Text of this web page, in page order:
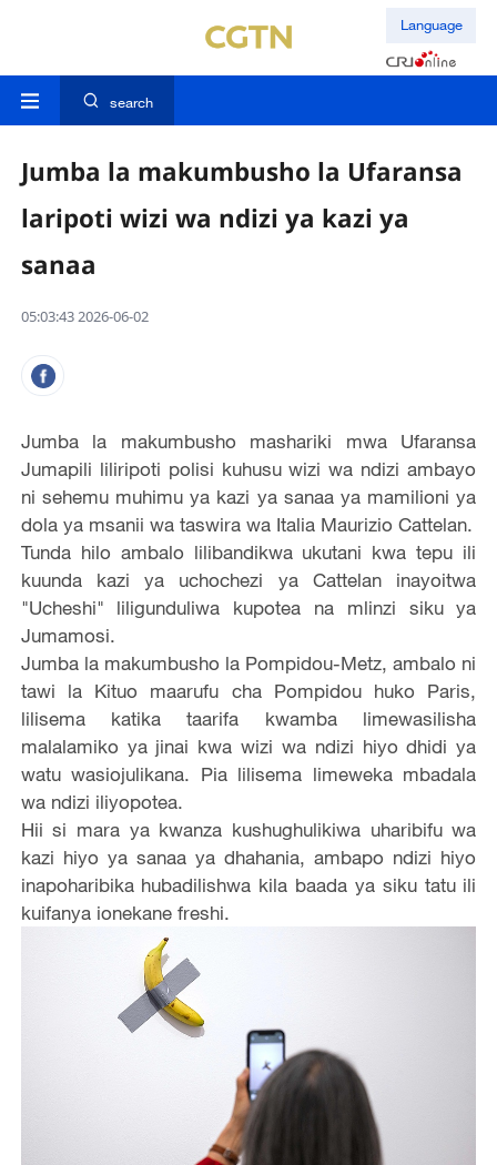
Language
search
Jumba la makumbusho la Ufaransa
laripoti wizi wa ndizi ya kazi ya
sanaa
05:03:43 2026-06-02
Jumba la makumbusho mashariki mwa Ufaransa
Jumapili liliripoti polisi kuhusu wizi wa ndizi ambayo
ni sehemu muhimu ya kazi ya sanaa ya mamilioni ya
dola ya msanii wa taswira wa Italia Maurizio Cattelan.
Tunda hilo ambalo lilibandikwa ukutani kwa tepu ili
kuunda kazi ya uchochezi ya Cattelan inayoitwa
"Ucheshi" liligunduliwa kupotea na mlinzi siku ya
Jumamosi.
Jumba la makumbusho la Pompidou-Metz, ambalo ni
tawi la Kituo maarufu cha Pompidou huko Paris,
lilisema katika taarifa kwamba limewasilisha
malalamiko ya jinai kwa wizi wa ndizi hiyo dhidi ya
watu wasiojulikana. Pia lilisema limeweka mbadala
wa ndizi iliyopotea.
Hii si mara ya kwanza kushughulikiwa uharibifu wa
kazi hiyo ya sanaa ya dhahania, ambapo ndizi hiyo
inapoharibika hubadilishwa kila baada ya siku tatu ili
kuifanya ionekane freshi.